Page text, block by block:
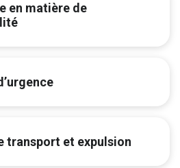
en matière de
transport et expulsion